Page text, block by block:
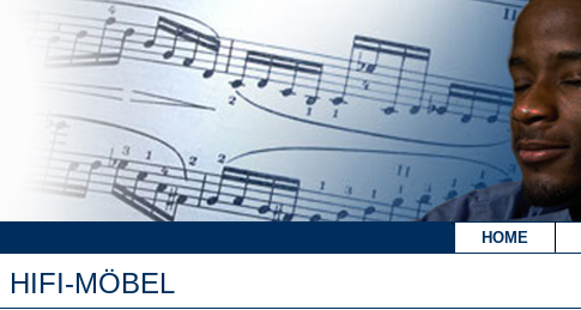
HOME
`
HIFI-MÖBEL